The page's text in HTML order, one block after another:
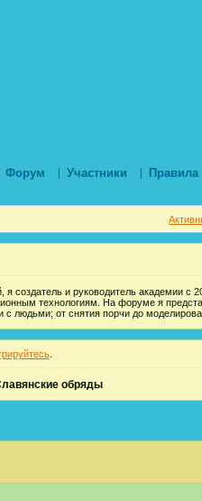
Форум Участники Правила
создатель и руководитель академии с
технологиям. На форуме я
с людьми; от снятия порчи до
.
обряды